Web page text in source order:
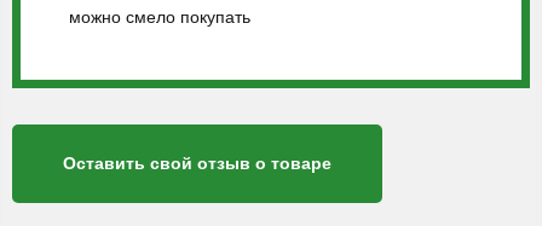
можно смело покупать
Оставить свой отзыв о товаре